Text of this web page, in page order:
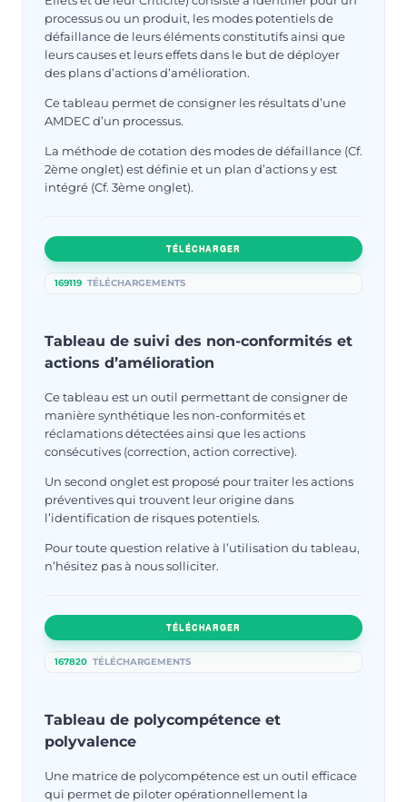
processus ou un produit, les modes potentiels de
défaillance de leurs éléments constitutifs ainsi que
leurs causes et leurs effets dans le but de déployer
des plans d’actions d’amélioration.
Ce tableau permet de consigner les résultats d’une
AMDEC d’un processus.
La méthode de cotation des modes de défaillance (Cf.
2ème onglet) est définie et un plan d’actions y est
intégré (Cf. 3ème onglet).
TÉLÉCHARGER
169119 TÉLÉCHARGEMENTS
Tableau de suivi des non-conformités et
actions d’amélioration
Ce tableau est un outil permettant de consigner de
manière synthétique les non-conformités et
réclamations détectées ainsi que les actions
consécutives (correction, action corrective).
Un second onglet est proposé pour traiter les actions
préventives qui trouvent leur origine dans
l’identification de risques potentiels.
Pour toute question relative à l’utilisation du tableau,
n’hésitez pas à nous solliciter.
TÉLÉCHARGER
167820 TÉLÉCHARGEMENTS
Tableau de polycompétence et
polyvalence
Une matrice de polycompétence est un outil efficace
qui permet de piloter opérationnellement la